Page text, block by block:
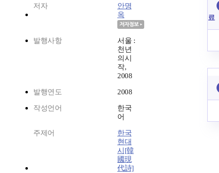
저자
안명
옥
발행사항
서울 :
천년
의시
작,
2008
발행연도 2008
작성언어
한국
어
주제어
한국
현대
시[韓
國現
代詩]
료